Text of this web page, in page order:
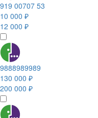
919 00707 53
10 000 ₽
12 000 ₽
9888989989
130 000 ₽
200 000 ₽